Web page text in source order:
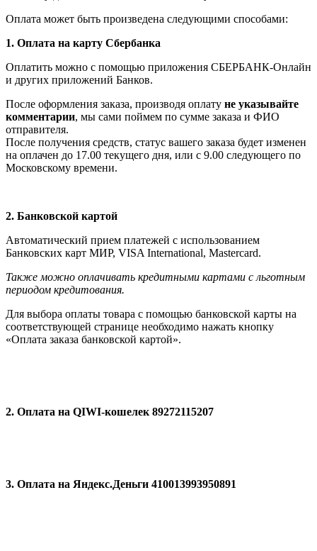
Оплата может быть произведена следующими способами:
1. Оплата на карту Сбербанка
Оплатить можно с помощью приложения СБЕРБАНК-Онлайн
и других приложений Банков.
После оформления заказа, производя оплату не указывайте
комментарии, мы сами поймем по сумме заказа и ФИО
отправителя.
После получения средств, статус вашего заказа будет изменен
на оплачен до 17.00 текущего дня, или с 9.00 следующего по
Московскому времени.
2. Банковской картой
Автоматический прием платежей с использованием
Банковских карт МИР, VISA International, Мastercard.
Также можно оплачивать кредитными картами с льготным
периодом кредитования.
Для выбора оплаты товара с помощью банковской карты на
соответствующей странице необходимо нажать кнопку
«Оплата заказа банковской картой».
2. Оплата на QIWI-кошелек 89272115207
3. Оплата на Яндекс.Деньги 410013993950891